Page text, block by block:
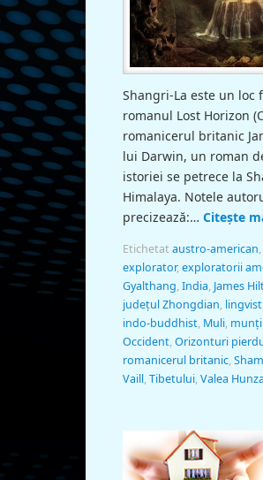
Shangri-La este un loc
romanul Lost Horizon
romanicerul britanic
lui Darwin, un roman
istoriei se petrece la
Himalaya. Notele
precizează:… Citește
Etichetat austro-american,
explorator,exploratorii
Gyalthang,India, James
județul Zhongdian, lingvist
indo-buddhist, Muli,
Occident,Orizonturi
romanicerul britanic,
Vaill,Tibetului,Valea Hunza